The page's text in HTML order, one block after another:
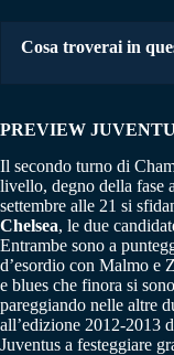
Cosa troverai in
PREVIEW
Il secondo turno di
livello, degno della fase
settembre alle 21 si
Chelsea, le due
Entrambe sono a
d’esordio con Malmo e
e blues che finora si
pareggiando nelle altre
all’edizione 2012-2013
Juventus a festeggiare